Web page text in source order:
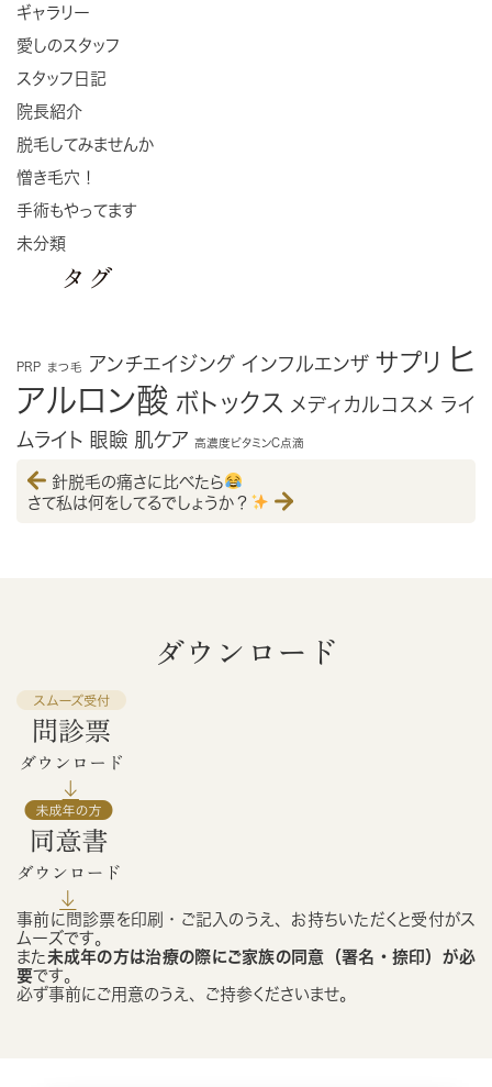
ギャラリー
愛しのスタッフ
スタッフ日記
院長紹介
脱毛してみませんか
憎き毛穴！
手術もやってます
未分類
タグ
PRP まつ毛 アンチエイジング インフルエンザ サプリ ヒ
アルロン酸 ボトックス メディカルコスメ ライ
ムライト 眼瞼 肌ケア 高濃度ビタミンC点滴
針脱毛の痛さに比べたら
さて私は何をしてるでしょうか？
ダウンロード
事前に問診票を印刷・ご記入のうえ、お持ちいただくと受付がス
ムーズです。
また 未成年の方は治療の際にご家族の同意（署名・捺印）が必
要です。
必ず事前にご用意のうえ、ご持参くださいませ。